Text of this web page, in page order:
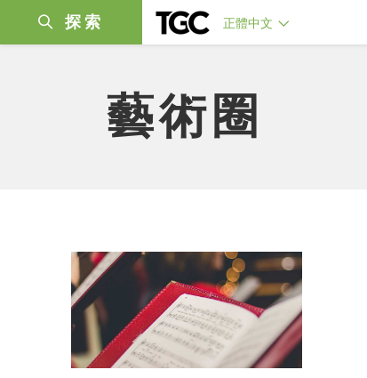
探索 正體中文
藝術圈